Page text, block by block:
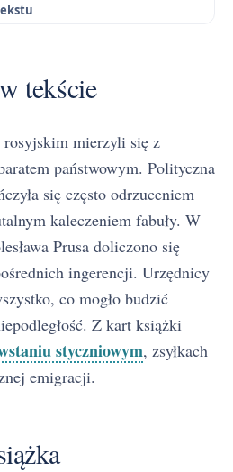
tekście
mierzyli się z
państwowym. Polityczna
się często odrzuceniem
kaleczeniem fabuły. W
Prusa doliczono się
ingerencji. Urzędnicy
co mogło budzić
Z kart książki
styczniowym, zsyłkach
emigracji.